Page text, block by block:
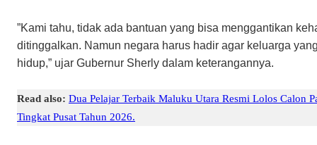
​”Kami tahu, tidak ada bantuan yang bisa menggantikan
ditinggalkan. Namun negara harus hadir agar keluarga
hidup,” ujar Gubernur Sherly dalam keterangannya.
Read also: Dua Pelajar Terbaik Maluku Utara Resmi Lolos Calon
Tingkat Pusat Tahun 2026.